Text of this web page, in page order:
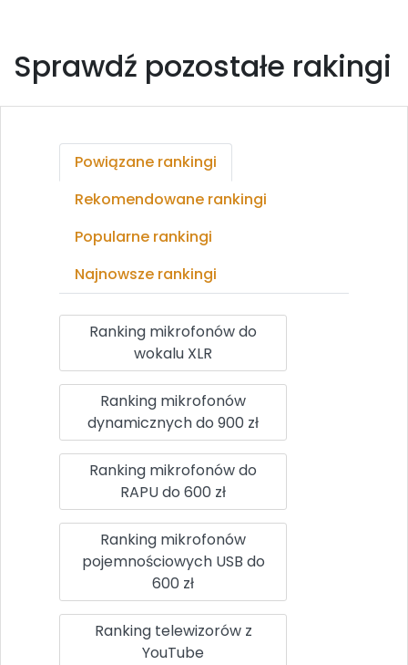
Sprawdź pozostałe rakingi
Powiązane rankingi
Rekomendowane rankingi
Popularne rankingi
Najnowsze rankingi
Ranking mikrofonów do
wokalu XLR
Ranking mikrofonów
dynamicznych do 900 zł
Ranking mikrofonów do
RAPU do 600 zł
Ranking mikrofonów
pojemnościowych USB do
600 zł
Ranking telewizorów z
YouTube